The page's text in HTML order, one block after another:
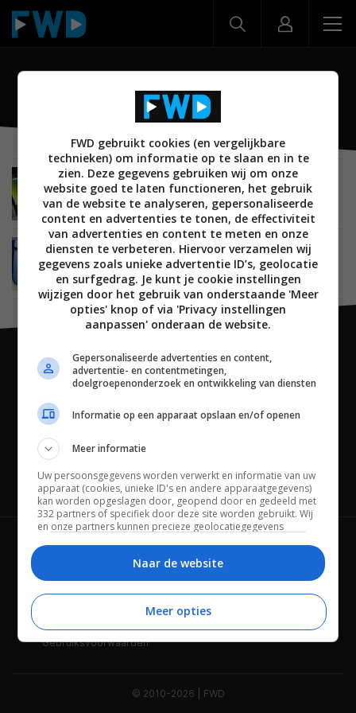
Cherry Trail
MOBILE 16 APRIL 2015
Lenovo toont prototype Android-tablets met
Cherry Trail-chip
MOBILE 05 JANUARI 2015
Intel lanceert Broadwell-chip voor tablets en
laptops
Channels
Wie is FWD Privacybeleid
Adverteren Contact
Gebruiksvoorwaarden
© 2010-2026 | FWD
FWD gebruikt cookies (en vergelijkbare
technieken) om informatie op te slaan en in te
zien. Deze gegevens gebruiken wij om onze
website goed te laten functioneren, het gebruik
van de website te analyseren, gepersonaliseerde
content en advertenties te tonen, de effectiviteit
van advertenties en content te meten en onze
diensten te verbeteren. Hiervoor verzamelen wij
gegevens zoals unieke advertentie ID’s, geolocatie
en surfgedrag. Je kunt je cookie instellingen
wijzigen door het gebruik van onderstaande 'Meer
opties' knop of via 'Privacy instellingen
aanpassen' onderaan de website.
Gepersonaliseerde advertenties en content,
advertentie- en contentmetingen,
doelgroepenonderzoek en ontwikkeling van diensten
Informatie op een apparaat opslaan en/of openen
Meer informatie
Uw persoonsgegevens worden verwerkt en informatie van uw
apparaat (cookies, unieke ID's en andere apparaatgegevens)
kan worden opgeslagen door, geopend door en gedeeld met
332 partners of specifiek door deze site worden gebruikt. Wij
en onze partners kunnen precieze geolocatiegegevens
Bepaalde leveranciers kunnen uw persoonsgegevens
beheren. Zoek onderaan deze pagina of in het sitemenu naar
een link om uw toestemming te beheren of in te trekken via de
privacy- en cookie-instellingen.
Naar de website
Meer opties